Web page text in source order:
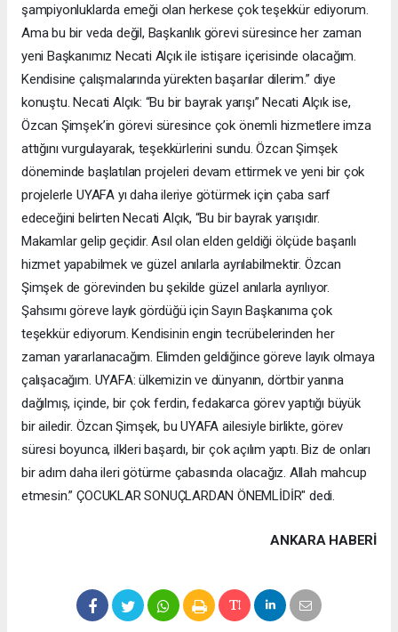
şampiyonluklarda emeği olan herkese çok teşekkür ediyorum.
Ama bu bir veda değil, Başkanlık görevi süresince her zaman
yeni Başkanımız Necati Alçık ile istişare içerisinde olacağım.
Kendisine çalışmalarında yürekten başarılar dilerim.” diye
konuştu. Necati Alçık: “Bu bir bayrak yarışı” Necati Alçık ise,
Özcan Şimşek’in görevi süresince çok önemli hizmetlere imza
attığını vurgulayarak, teşekkürlerini sundu. Özcan Şimşek
döneminde başlatılan projeleri devam ettirmek ve yeni bir çok
projelerle UYAFA yı daha ileriye götürmek için çaba sarf
edeceğini belirten Necati Alçık, “Bu bir bayrak yarışıdır.
Makamlar gelip geçidir. Asıl olan elden geldiği ölçüde başarılı
hizmet yapabilmek ve güzel anılarla ayrılabilmektir. Özcan
Şimşek de görevinden bu şekilde güzel anılarla ayrılıyor.
Şahsımı göreve layık gördüğü için Sayın Başkanıma çok
teşekkür ediyorum. Kendisinin engin tecrübelerinden her
zaman yararlanacağım. Elimden geldiğince göreve layık olmaya
çalışacağım. UYAFA: ülkemizin ve dünyanın, dörtbir yanına
dağılmıș, içinde, bir çok ferdin, fedakarca görev yaptığı büyük
bir ailedir. Özcan Şimşek, bu UYAFA ailesiyle birlikte, görev
süresi boyunca, ilkleri başardı, bir çok açılım yaptı. Biz de onları
bir adım daha ileri götürme çabasında olacağız. Allah mahcup
etmesin.” ÇOCUKLAR SONUÇLARDAN ÖNEMLİDİR" dedi.
ANKARA HABERİ